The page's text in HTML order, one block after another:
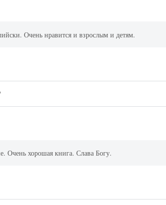
Очень нравится и взрослым и детям.
Очень хорошая книга. Слава Богу.